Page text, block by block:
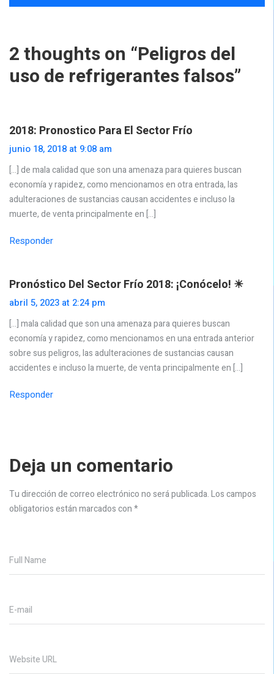
2 thoughts on “Peligros del
uso de refrigerantes falsos”
2018: Pronostico Para El Sector Frío
junio 18, 2018 at 9:08 am
[…] de mala calidad que son una amenaza para quieres buscan
economía y rapidez, como mencionamos en otra entrada, las
adulteraciones de sustancias causan accidentes e incluso la
muerte, de venta principalmente en […]
Responder
Pronóstico Del Sector Frío 2018: ¡Conócelo! ☀
abril 5, 2023 at 2:24 pm
[…] mala calidad que son una amenaza para quieres buscan
economía y rapidez, como mencionamos en una entrada anterior
sobre sus peligros, las adulteraciones de sustancias causan
accidentes e incluso la muerte, de venta principalmente en […]
Responder
Deja un comentario
Tu dirección de correo electrónico no será publicada.Los campos
obligatorios están marcados con*
Full Name
E-mail
Website URL